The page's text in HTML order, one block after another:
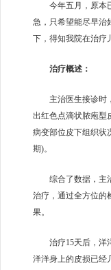
今年五月，原本已
急，只希望能尽早治
下，得知我院在治疗
治疗概述：
主治医生接诊时，
出红色点滴状脓疱型
病变部位皮下组织状
期)。
综合了数据，主治
治疗，通过全方位的
果。
治疗15天后，洋洋
洋洋身上的皮损已经